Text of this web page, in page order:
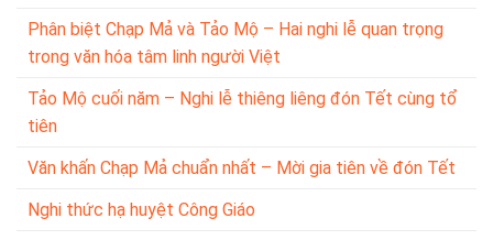
Phân biệt Chạp Mả và Tảo Mộ – Hai nghi lễ quan trọng
trong văn hóa tâm linh người Việt
Tảo Mộ cuối năm – Nghi lễ thiêng liêng đón Tết cùng tổ
tiên
Văn khấn Chạp Mả chuẩn nhất – Mời gia tiên về đón Tết
Nghi thức hạ huyệt Công Giáo